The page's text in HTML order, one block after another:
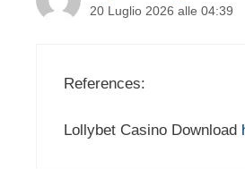
20 Luglio 2026 alle 04:39
References:
Lollybet Casino Download